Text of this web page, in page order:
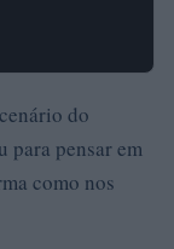
do
para pensar em
como nos